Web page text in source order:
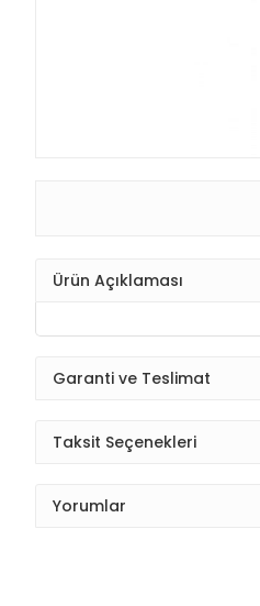
Ürün Açıklaması
Garanti ve Teslimat
Taksit Seçenekleri
Yorumlar